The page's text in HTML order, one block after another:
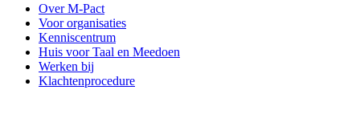
Over M-Pact
Voor organisaties
Kenniscentrum
Huis voor Taal en Meedoen
Werken bij
Klachtenprocedure